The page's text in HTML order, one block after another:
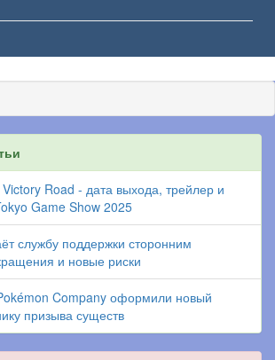
Road - дата выхода, трейлер и
Game Show 2025
службу поддержки сторонним
и новые риски
Company оформили новый
призыва существ